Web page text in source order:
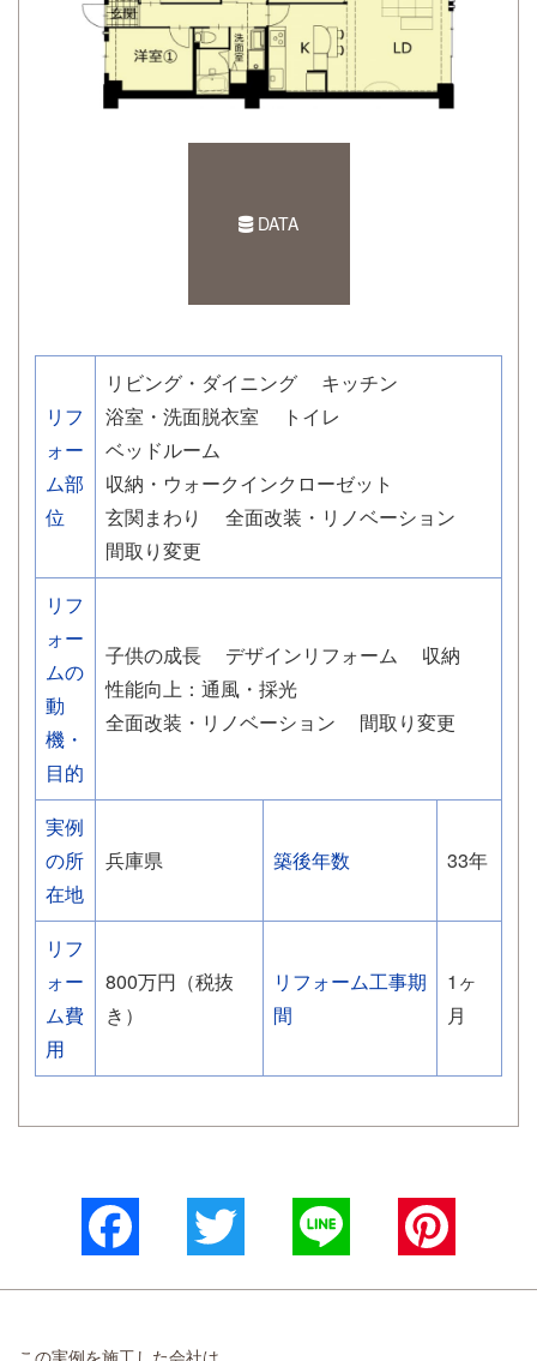
DATA
リフ
ォー
ム部
位
リビング・ダイニング
キッチン
浴室・洗面脱衣室
トイレ
ベッドルーム
収納・ウォークインクローゼット
玄関まわり
全面改装・リノベーション
間取り変更
リフ
ォー
ムの
動
機・
目的
子供の成長 デザインリフォーム
収納
性能向上：通風・採光
全面改装・リノベーション
間取り変更
実例
の所
在地
兵庫県 築後年数 33年
リフ
ォー
ム費
用
800万円（税抜
き）
リフォーム工事期
間
1ヶ
月
Facebook
この実例を施工した会社は